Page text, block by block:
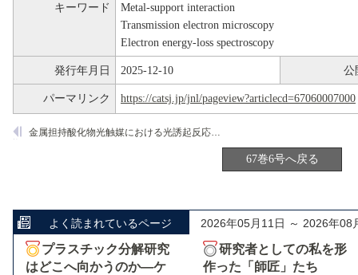
キーワード
Metal-support interaction
Transmission electron microscopy
Electron energy-loss spectroscopy
発行年月日 2025-12-10 公
パーマリンク https://catsj.jp/jnl/pageview?articlecd=67060007000
金属担持酸化物光触媒における光誘起反応活性電子種の実像─オペランド赤外分光による新展開─
67巻6号へ戻る
よく読まれているページ 2026年05月11日 ～ 2026年08
プラスチック分解研究
はどこへ向かうのか―ケ
研究者としての私を形
作った「師匠」たち